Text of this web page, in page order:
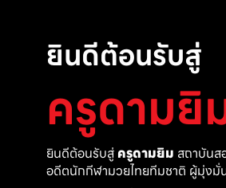
ยินดีต้อนรับสู่
ครูดามยิ
ยินดีต้อนรับสู่ ครูดามยิม สถาบันส
อดีตนักกีฬามวยไทยทีมชาติ ผู้มุ่งมั่